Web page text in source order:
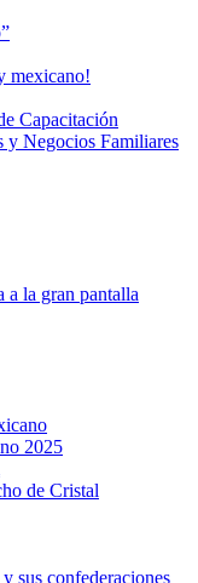
mexicano!
Capacitación
y Negocios Familiares
a la gran pantalla
2025
de Cristal
sus confederaciones